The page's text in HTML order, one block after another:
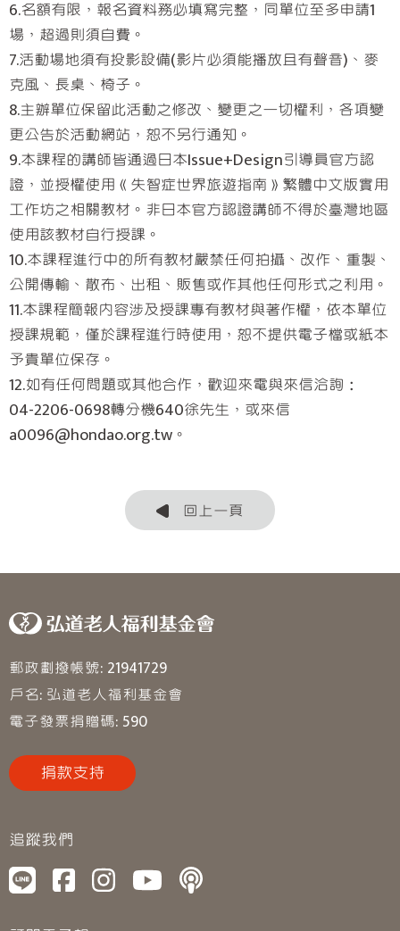
6.名額有限，報名資料務必填寫完整，同單位至多申請1
場，超過則須自費。
7.活動場地須有投影設備(影片必須能播放且有聲音)、麥
克風、長桌、椅子。
8.主辦單位保留此活動之修改、變更之一切權利，各項變
更公告於活動網站，恕不另行通知。
9.本課程的講師皆通過日本Issue+Design引導員官方認
證，並授權使用《失智症世界旅遊指南》繁體中文版實用
工作坊之相關教材。非日本官方認證講師不得於臺灣地區
使用該教材自行授課。
10.本課程進行中的所有教材嚴禁任何拍攝、改作、重製、
公開傳輸、散布、出租、販售或作其他任何形式之利用。
11.本課程簡報內容涉及授課專有教材與著作權，依本單位
授課規範，僅於課程進行時使用，恕不提供電子檔或紙本
予貴單位保存。
12.如有任何問題或其他合作，歡迎來電與來信洽詢：
04-2206-0698轉分機640徐先生，或來信
a0096@hondao.org.tw。
回上一頁
郵政劃撥帳號: 21941729
戶名: 弘道老人福利基金會
電子發票捐贈碼: 590
捐款支持
追蹤我們